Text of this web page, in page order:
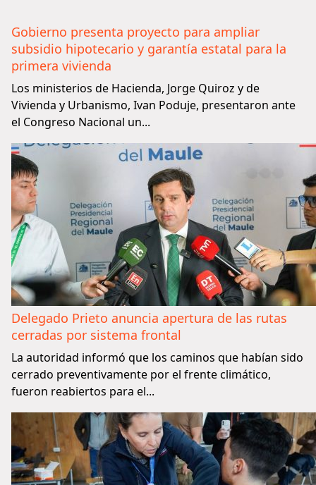
Gobierno presenta proyecto para ampliar
subsidio hipotecario y garantía estatal para la
primera vivienda
Los ministerios de Hacienda, Jorge Quiroz y de
Vivienda y Urbanismo, Ivan Poduje, presentaron ante
el Congreso Nacional un...
Delegado Prieto anuncia apertura de las rutas
cerradas por sistema frontal
La autoridad informó que los caminos que habían sido
cerrado preventivamente por el frente climático,
fueron reabiertos para el...